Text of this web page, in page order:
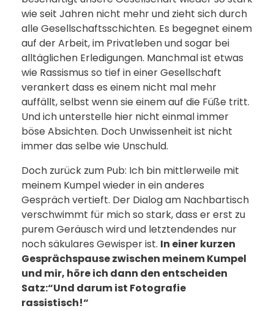
wie seit Jahren nicht mehr und zieht sich durch
alle Gesellschaftsschichten. Es begegnet einem
auf der Arbeit, im Privatleben und sogar bei
alltäglichen Erledigungen. Manchmal ist etwas
wie Rassismus so tief in einer Gesellschaft
verankert dass es einem nicht mal mehr
auffällt, selbst wenn sie einem auf die Füße tritt.
Und ich unterstelle hier nicht einmal immer
böse Absichten. Doch Unwissenheit ist nicht
immer das selbe wie Unschuld.
Doch zurück zum Pub: Ich bin mittlerweile mit
meinem Kumpel wieder in ein anderes
Gespräch vertieft. Der Dialog am Nachbartisch
verschwimmt für mich so stark, dass er erst zu
purem Geräusch wird und letztendendes nur
noch säkulares Gewisper ist. In einer kurzen
Gesprächspause zwischen meinem Kumpel
und mir, höre ich dann den entscheiden
Satz:“Und darum ist Fotografie
rassistisch!“